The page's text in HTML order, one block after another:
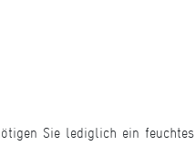
Sie lediglich ein feuchtes